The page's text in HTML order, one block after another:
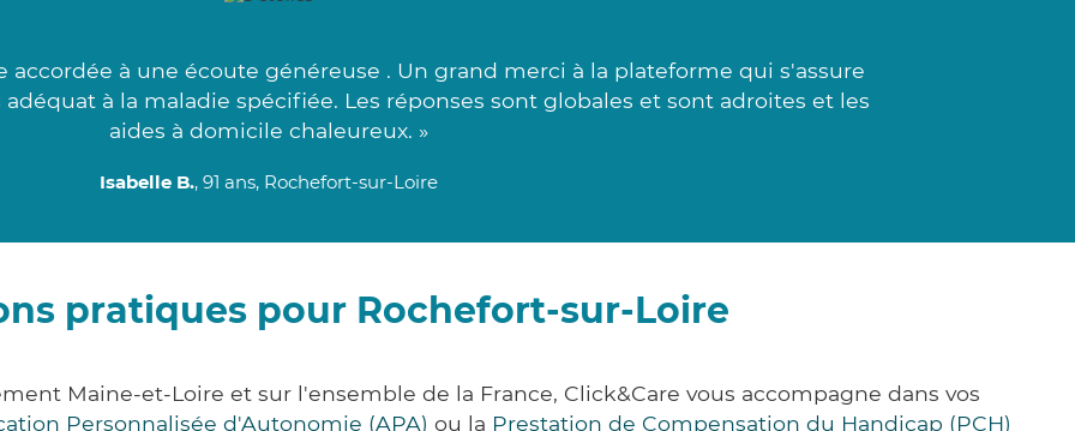
à une écoute généreuse . Un grand merci à la plateforme qui s'assure
à la maladie spécifiée. Les réponses sont globales et sont adroites et les
aides à domicile chaleureux. »
Isabelle B., 91 ans, Rochefort-sur-Loire
pratiques pour Rochefort-sur-Loire
Maine-et-Loire et sur l'ensemble de la France, Click&Care vous accompagne dans vos
Personnalisée d'Autonomie (APA) ou la Prestation de Compensation du Handicap (PCH)